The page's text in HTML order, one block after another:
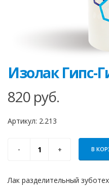
Изолак Гипс-
820 руб.
Артикул: 2.213
В
Лак разделительный